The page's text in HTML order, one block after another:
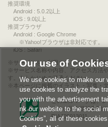
推奨環境
Android : 5.0.2以上
iOS : 9.0以上
推奨ブラウザ
Android : Google Chrome
※Yahoo!ブラウザは非対応です。
iOS : Safari
サービスをご利用されるには、情報
サービス名称や内容、アクセス方法
す。あらかじめご了承ください。
本ページに掲載のイラスト・写真・
このエルマークは、
ンツを示す登録商標
RIAJ00013011
Our use of
We use cookies to make our
use cookies to analyze the
you with the advertisement
nk our website to the social
Cookies”, all of these